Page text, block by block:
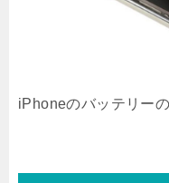
iPhoneのバッテリー